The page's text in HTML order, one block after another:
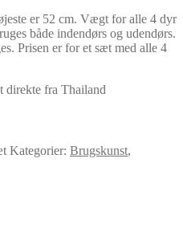
er 52 cm. Vægt for alle 4 dyr
både indendørs og udendørs.
Prisen er for et sæt med alle 4
direkte fra Thailand
Kategorier: Brugskunst,